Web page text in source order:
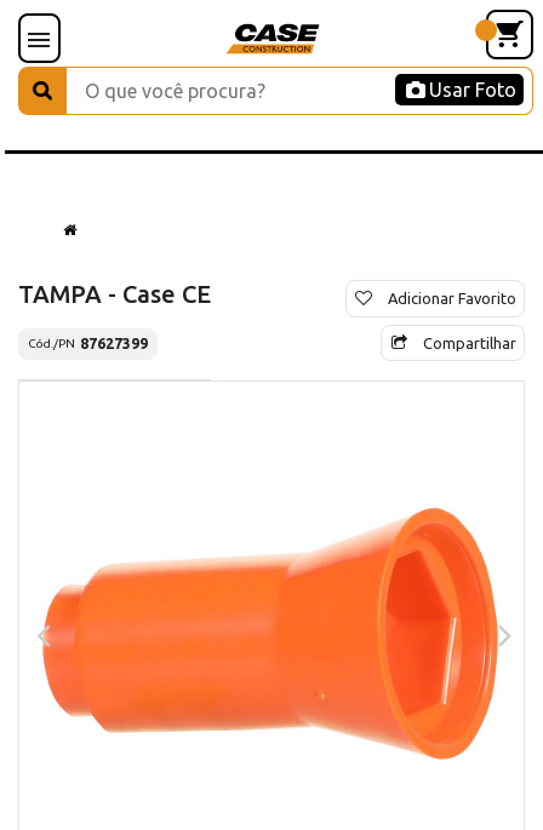
Usar Foto
TAMPA - Case CE
Cód./PN 87627399
Adicionar Favorito
Compartilhar